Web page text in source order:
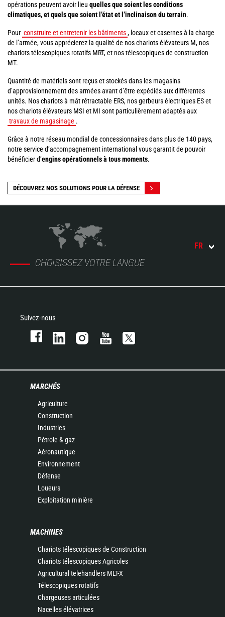
opérations peuvent avoir lieu quelles que soient les conditions
climatiques, et quels que soient l’état et l’inclinaison du terrain.
Pour construire et entretenir les bâtiments, locaux et casernes à la charge
de l’armée, vous apprécierez la qualité de nos chariots élévateurs M, nos
chariots télescopiques rotatifs MRT, et nos télescopiques de construction
MT.
Quantité de matériels sont reçus et stockés dans les magasins
d’approvisionnement des armées avant d’être expédiés aux différentes
unités. Nos chariots à mât rétractable ERS, nos gerbeurs électriques ES et
nos chariots élévateurs MSI et MI sont particulièrement adaptés aux
travaux de magasinage .
Grâce à notre réseau mondial de concessionnaires dans plus de 140 pays,
notre service d’accompagnement international vous garantit de pouvoir
bénéficier d’engins opérationnels à tous moments.
DÉCOUVREZ NOS SOLUTIONS POUR LA DÉFENSE
CHOISISSEZ VOTRE LANGUE
FR
Suivez-nous
MARCHÉS
Agriculture
Construction
Industries
Pétrole & gaz
Aéronautique
Environnement
Défense
Loueurs
Exploitation minière
MACHINES
Chariots télescopiques de Construction
Chariots télescopiques Agricoles
Agricultural telehandlers MLT-X
Télescopiques rotatifs
Chargeuses articulées
Nacelles élévatrices